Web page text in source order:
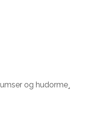
og hudorme¸